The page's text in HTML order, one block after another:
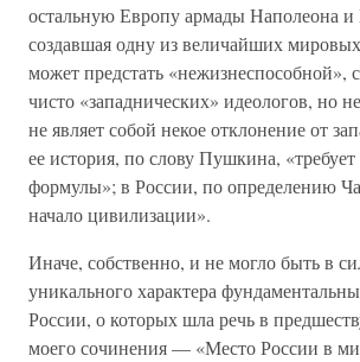
остальную Европу армады Наполеона и
создавшая одну из величайших
может предстать «нежизнеспособной»,
чисто «западнических» идеологов, но
не являет собой некое отклонение от
ее история, по слову Пушкина, «требует
формулы»; в России, по определению
начало цивилизации».
Иначе, собственно, и не могло быть в
уникального характера
России, о которых шла речь в
моего сочинения — «Место России в